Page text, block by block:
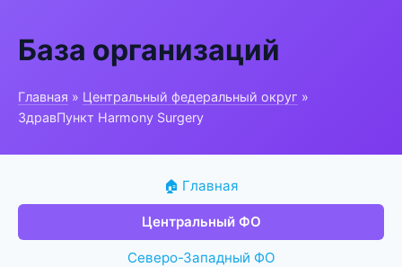
База организаций
Главная » Центральный федеральный округ »
ЗдравПункт Harmony Surgery
🏠 Главная
Центральный ФО
Северо-Западный ФО